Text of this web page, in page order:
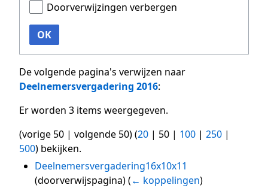
Doorverwijzingen verbergen
OK
De volgende pagina's verwijzen naar
Deelnemersvergadering 2016:
Er worden 3 items weergegeven.
(vorige 50 | volgende 50) (20 | 50 | 100 | 250 |
500) bekijken.
Deelnemersvergadering16x10x11
(doorverwijspagina)(← koppelingen)